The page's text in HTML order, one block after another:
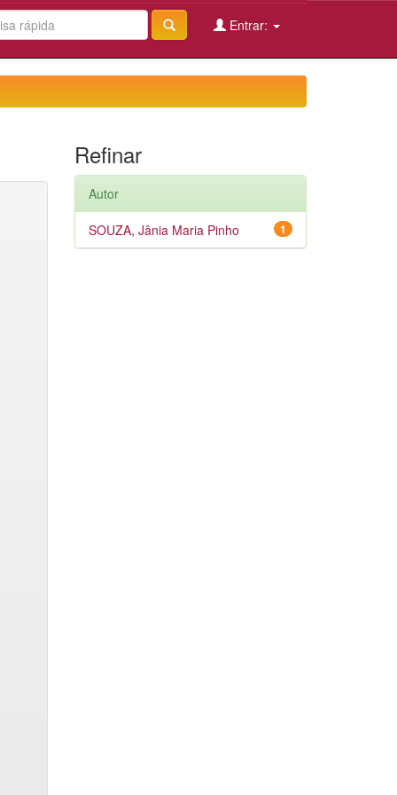
Entrar:
Refinar
Autor
1
SOUZA, Jânia Maria Pinho